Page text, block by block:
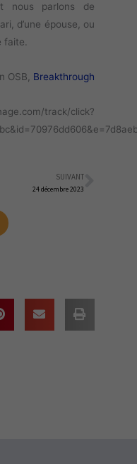
nous parlons de
d’une épouse, ou
faite.
OSB, Breakthrough
track/click?
SUIVANT
24 décembre 2023